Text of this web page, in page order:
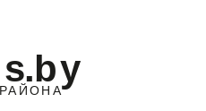
РАЙОНА
s.by